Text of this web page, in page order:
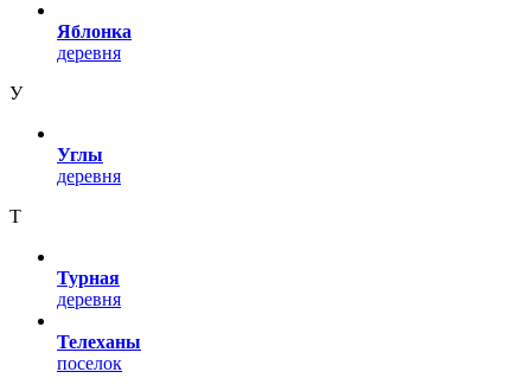
Яблонка
деревня
У
Углы
деревня
Т
Турная
деревня
Телеханы
поселок